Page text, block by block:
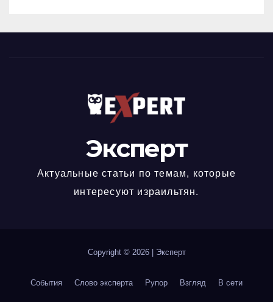
Эксперт
Актуальные статьи по темам, которые
интересуют израильтян.
Copyright © 2026 Эксперт
События Слово эксперта Рупор Взгляд В сети